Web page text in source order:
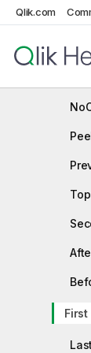
Qlik.com
Top
First
Last